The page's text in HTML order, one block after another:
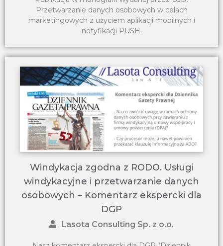
Przetwarzanie danych osobowych w celach
marketingowych z użyciem aplikacji mobilnych i
notyfikacji PUSH.
Windykacja zgodna z RODO. Usługi
windykacyjne i przetwarzanie danych
osobowych – Komentarz ekspercki dla
DGP
Lasota Consulting Sp. z o.o.